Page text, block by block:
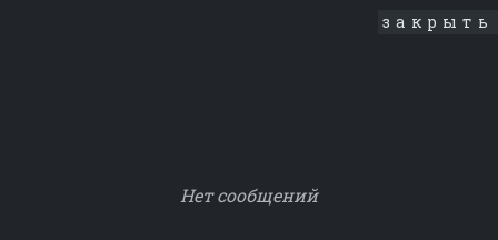
закрыть
Нет сообщений